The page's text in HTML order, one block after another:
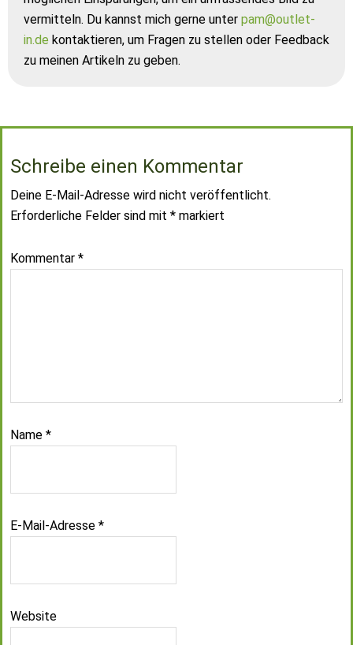
vermitteln. Du kannst mich gerne unter pam@outlet-
in.de kontaktieren, um Fragen zu stellen oder Feedback
zu meinen Artikeln zu geben.
Schreibe einen Kommentar
Deine E-Mail-Adresse wird nicht veröffentlicht.
Erforderliche Felder sind mit * markiert
Kommentar *
Name *
E-Mail-Adresse *
Website